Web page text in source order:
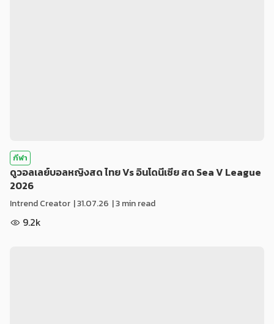
กีฬา
ดูวอลเลย์บอลหญิงสด ไทย Vs อินโดนีเซีย สด Sea V League
2026
Intrend Creator |31.07.26 | 3 min read
9.2k